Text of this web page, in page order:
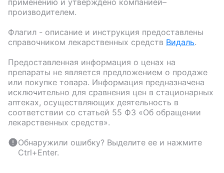
применению и утверждено компанией–
производителем.
Флагил - описание и инструкция предоставлены
справочником лекарственных средств Видаль.
Предоставленная информация о ценах на
препараты не является предложением о продаже
или покупке товара. Информация предназначена
исключительно для сравнения цен в стационарных
аптеках, осуществляющих деятельность в
соответствии со статьей 55 ФЗ «Об обращении
лекарственных средств».
Обнаружили ошибку? Выделите ее и нажмите
Ctrl+Enter.